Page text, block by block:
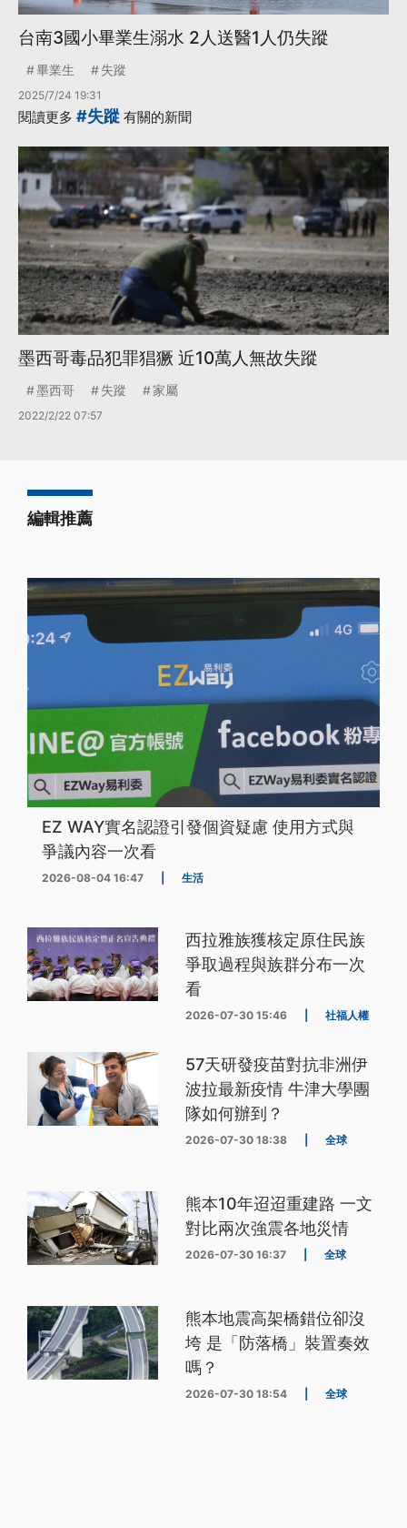
台南3國小畢業生溺水 2人送醫1人仍失蹤
畢業生 失蹤
2025/7/24 19:31
閱讀更多 #失蹤 有關的新聞
墨西哥毒品犯罪猖獗 近10萬人無故失蹤
墨西哥 失蹤 家屬
2022/2/22 07:57
編輯推薦
EZ WAY實名認證引發個資疑慮 使用方式與
爭議內容一次看
2026-08-04 16:47 生活
西拉雅族獲核定原住民族
爭取過程與族群分布一次
看
2026-07-30 15:46 社福人權
57天研發疫苗對抗非洲伊
波拉最新疫情 牛津大學團
隊如何辦到？
2026-07-30 18:38 全球
熊本10年迢迢重建路 一文
對比兩次強震各地災情
2026-07-30 16:37 全球
熊本地震高架橋錯位卻沒
垮 是「防落橋」裝置奏效
嗎？
2026-07-30 18:54 全球